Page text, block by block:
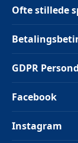
Ofte stillede
GDPR
Facebook
Instagram